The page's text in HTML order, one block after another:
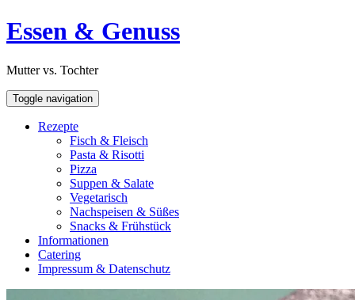
Skip
to
Open
Sidebar
Essen & Genuss
Mutter vs. Tochter
Toggle navigation
Rezepte
Fisch & Fleisch
Pasta & Risotti
Pizza
Suppen & Salate
Vegetarisch
Nachspeisen & Süßes
Snacks & Frühstück
Informationen
Catering
Impressum & Datenschutz